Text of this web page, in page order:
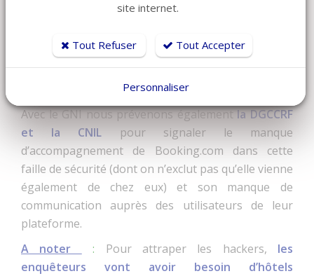
cyberattaque.
Avec le GNI nous prévenons égalementla DGCCRF
et la CNIL pour signaler le manque
d’accompagnement de Booking.com dans cette
faille de sécurité (dont on n’exclut pas qu’elle vienne
également de chez eux) et son manque de
communication auprès des utilisateurs de leur
plateforme.
A noter
: Pour attraper les hackers,
les
enquêteurs vont avoir besoin d’hôtels
site internet.
Tout Refuser Tout Accepter
Personnaliser